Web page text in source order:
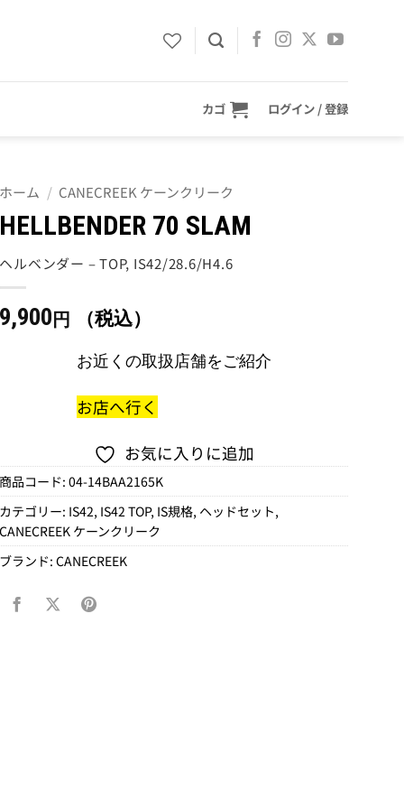
カゴ ログイン / 登録
ホーム / CANECREEK ケーンクリーク
HELLBENDER 70 SLAM
ヘルベンダー – TOP, IS42/28.6/H4.6
9,900 円 （税込）
お近くの取扱店舗をご紹介
お店へ行く
お気に入りに追加
商品コード:04-14BAA2165K
カテゴリー: IS42, IS42 TOP, IS規格, ヘッドセット,
CANECREEK ケーンクリーク
ブランド:CANECREEK